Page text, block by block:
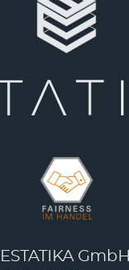
ESTATIKA GmbH